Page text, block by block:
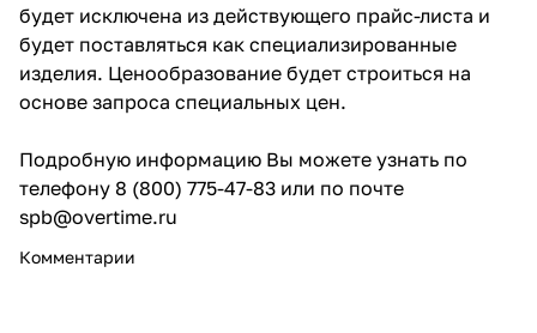
будет исключена из действующего прайс-листа и
будет поставляться как специализированные
изделия. Ценообразование будет строиться на
основе запроса специальных цен.
Подробную информацию Вы можете узнать по
телефону 8 (800) 775-47-83 или по почте
spb@overtime.ru
Комментарии